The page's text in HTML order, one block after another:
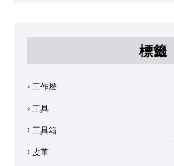
標籤
工作燈
工具
工具箱
皮革